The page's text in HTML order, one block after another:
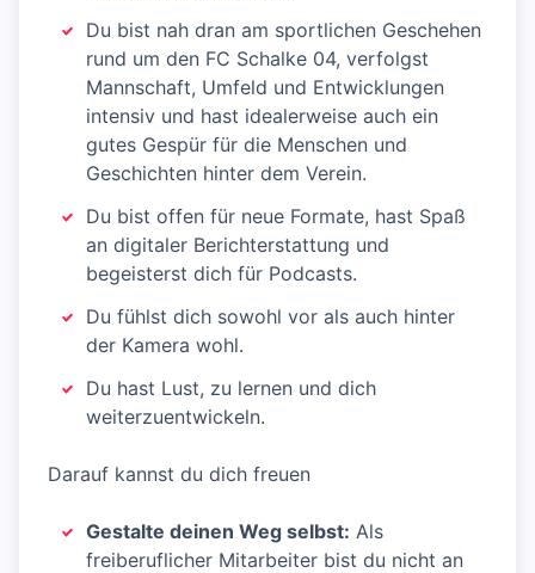
Du bist nah dran am sportlichen Geschehen
rund um den FC Schalke 04, verfolgst
Mannschaft, Umfeld und Entwicklungen
intensiv und hast idealerweise auch ein
gutes Gespür für die Menschen und
Geschichten hinter dem Verein.
Du bist offen für neue Formate, hast Spaß
an digitaler Berichterstattung und
begeisterst dich für Podcasts.
Du fühlst dich sowohl vor als auch hinter
der Kamera wohl.
Du hast Lust, zu lernen und dich
weiterzuentwickeln.
Darauf kannst du dich freuen
Gestalte deinen Weg selbst: Als
freiberuflicher Mitarbeiter bist du nicht an